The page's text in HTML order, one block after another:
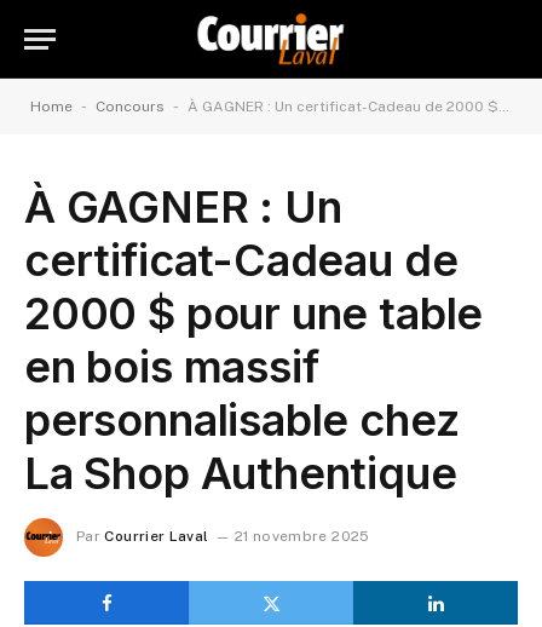
Home - Concours - À GAGNER : Un certificat-Cadeau de 2000 $ pour une table en bois massif personnalisable chez La Shop Authentique
À GAGNER : Un
certificat-Cadeau de
2000 $ pour une table
en bois massif
personnalisable chez
La Shop Authentique
Par Courrier Laval 21 novembre 2025